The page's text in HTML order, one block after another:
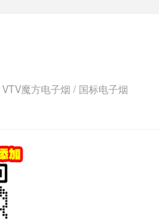
VTV魔方电子烟 / 国标电子烟